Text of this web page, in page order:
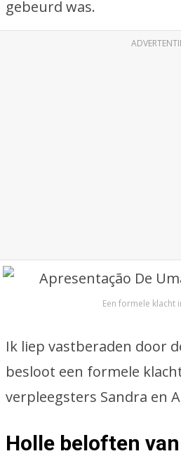
gebeurd was.
Een formele klacht
Ik liep vastberaden door
besloot een formele
verpleegsters Sandra en
Holle beloften